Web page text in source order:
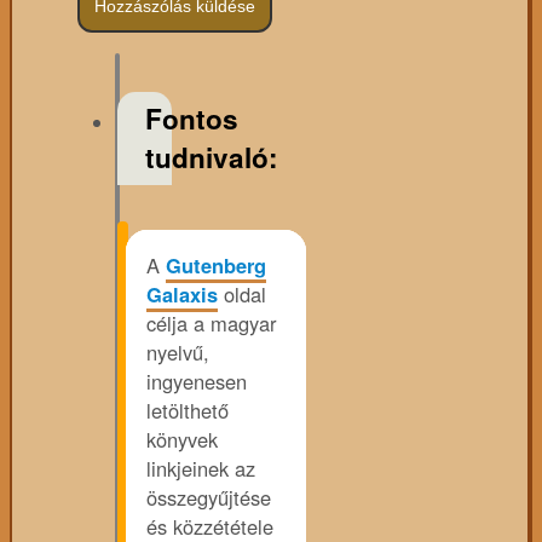
Fontos
tudnivaló:
A Gutenberg
Galaxis oldal
célja a magyar
nyelvű,
ingyenesen
letölthető
könyvek
linkjeinek az
összegyűjtése
és közzététele